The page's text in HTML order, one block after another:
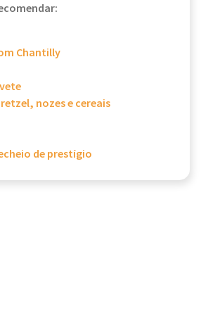
Chantilly
nozes e cereais
de prestígio